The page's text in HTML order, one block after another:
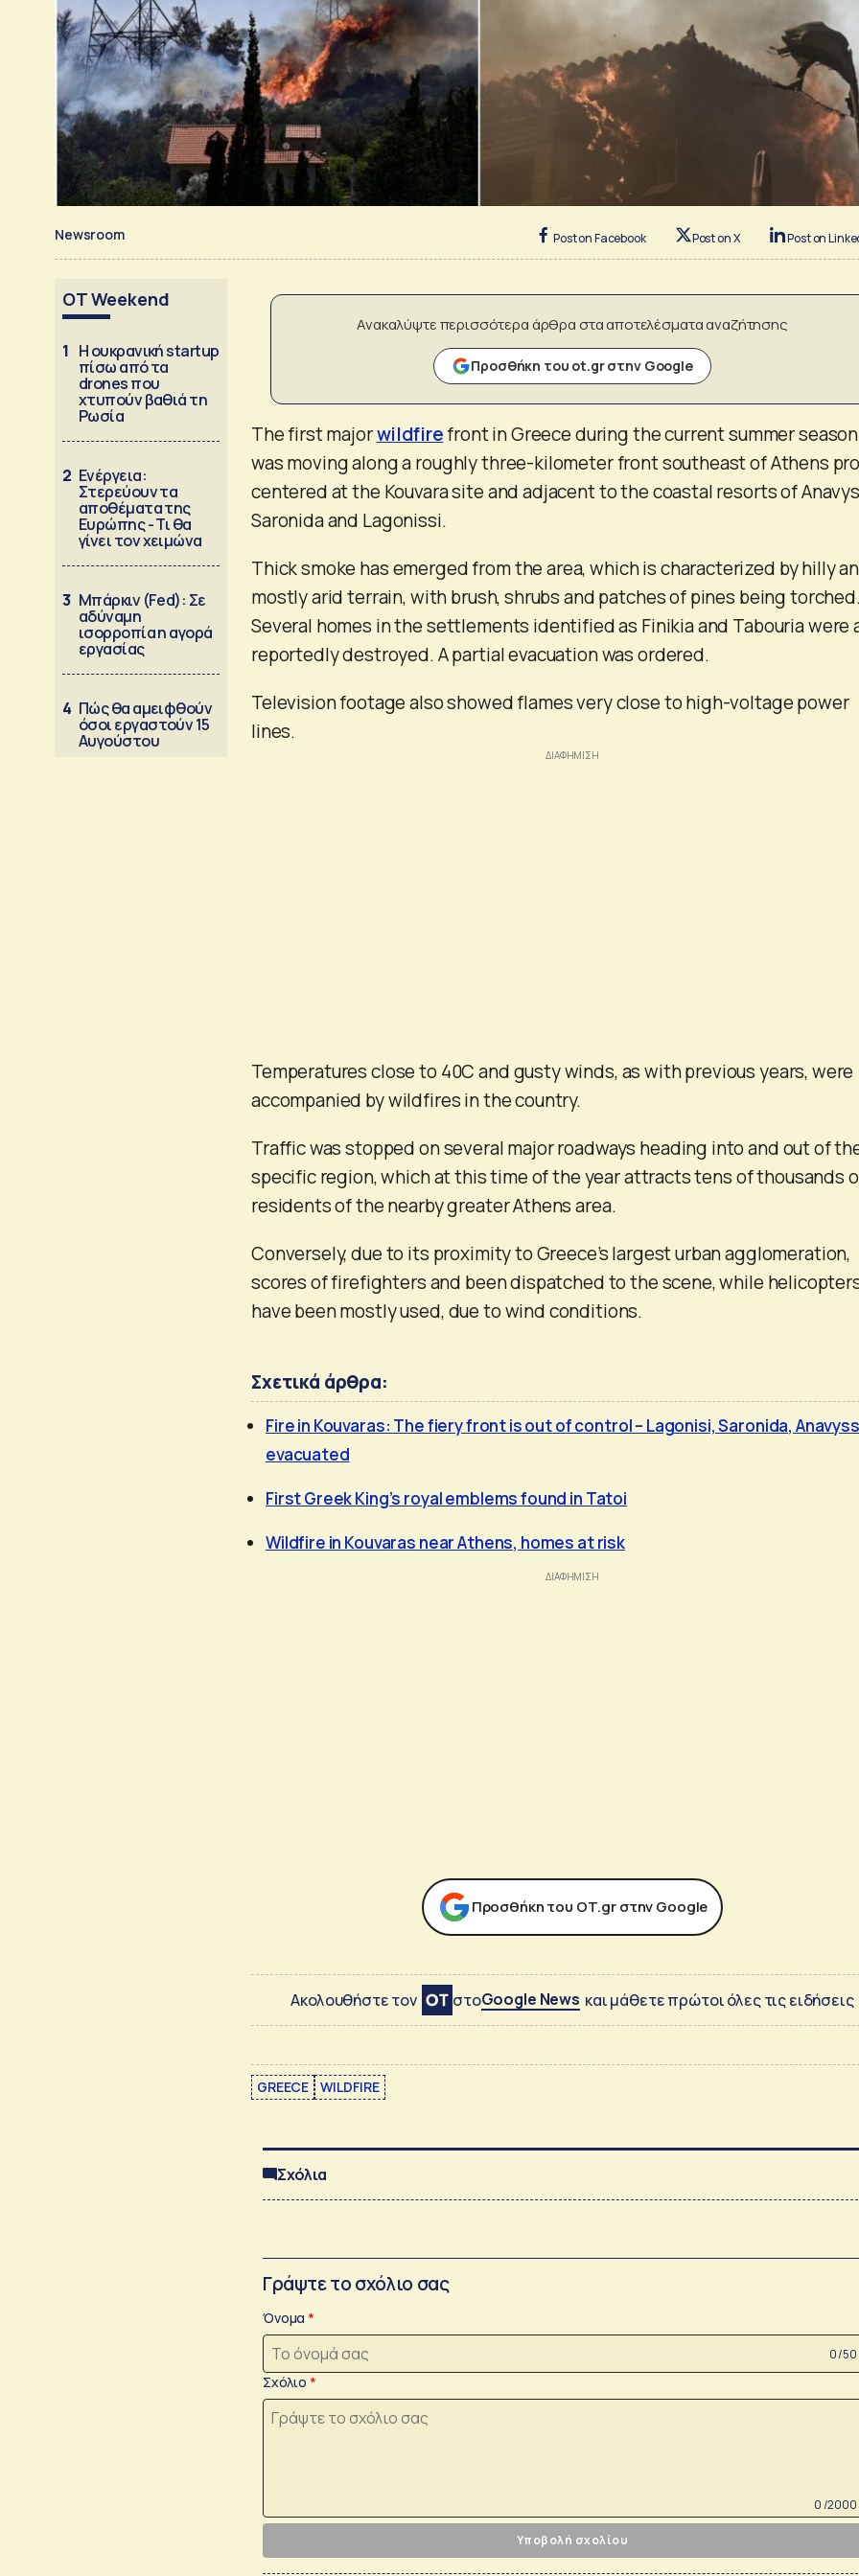
Newsroom Post on Facebook Post on X Post on
OT Weekend
1 Η ουκρανική startup
πίσω από τα
drones που
χτυπούν βαθιά τη
Ρωσία
2 Ενέργεια:
Στερεύουν τα
αποθέματα της
Ευρώπης - Τι θα
γίνει τον χειμώνα
3 Μπάρκιν (Fed): Σε
αδύναμη
ισορροπία η αγορά
εργασίας
4 Πώς θα αμειφθούν
όσοι εργαστούν 15
Αυγούστου
Ανακαλύψτε περισσότερα άρθρα στα αποτελέσματα αναζήτησης
Προσθήκη του ot.gr στην Google
The first majorwildfirefront in Greece during the current summer season
was moving along a roughly three-kilometer front southeast of Athens
centered at the Kouvara site and adjacent to the coastal resorts of
Saronida and Lagonissi.
Thick smoke has emerged from the area, which is characterized by hilly
mostly arid terrain, with brush, shrubs and patches of pines being torched.
Several homes in the settlements identified as Finikia and Tabouria were
reportedly destroyed. A partial evacuation was ordered.
Television footage also showed flames very close to high-voltage power
lines.
Temperatures close to 40C and gusty winds, as with previous years, were
accompanied by wildfires in the country.
Traffic was stopped on several major roadways heading into and out of
specific region, which at this time of the year attracts tens of thousands
residents of the nearby greater Athens area.
Conversely, due to its proximity to Greece’s largest urban agglomeration,
scores of firefighters and been dispatched to the scene, while
have been mostly used, due to wind conditions.
Σχετικά άρθρα:
Fire in Kouvaras: The fiery front is out of control – Lagonisi, Saronida,
evacuated
First Greek King’s royal emblems found in Tatoi
Wildfire in Kouvaras near Athens, homes at risk
Προσθήκη του ΟΤ.gr στην Google
Ακολουθήστε τον στοGoogle News και μάθετε πρώτοι όλες τις ειδήσεις
GREECE WILDFIRE
Σχόλια
Γράψτε το σχόλιο σας
Όνομα
0 /50
Σχόλιο
0 /2000
Υποβολή σχολίου